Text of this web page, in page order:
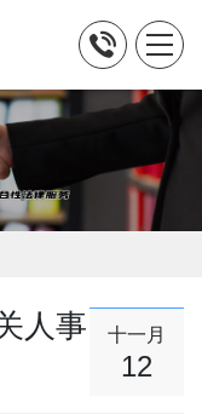
人事
十一月
12